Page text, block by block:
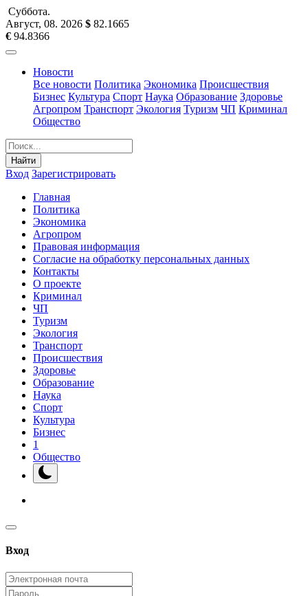
Суббота.
Август, 08. 2026 $ 82.1665
€ 94.8366
Новости
Все новости Политика Экономика Происшествия
Бизнес Культура Спорт Наука Образование Здоровье
Агропром Транспорт Экология Туризм ЧП Криминал
Общество
Найти
Вход Зарегистрировать
Главная
Политика
Экономика
Агропром
Правовая информация
Согласие на обработку персональных данных
Контакты
О проекте
Криминал
ЧП
Туризм
Экология
Транспорт
Происшествия
Здоровье
Образование
Наука
Спорт
Культура
Бизнес
1
Общество
Вход